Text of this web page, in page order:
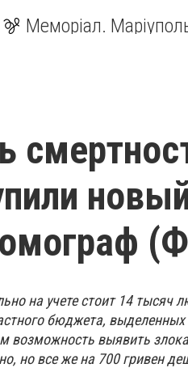
Меморіал.
на учете стоит 14 тысяч
бюджета,
возможность выявить
но все же на 700 гривен